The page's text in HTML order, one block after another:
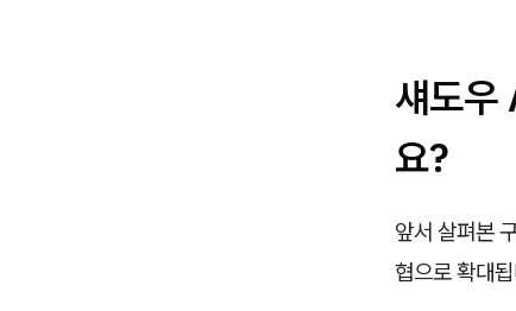
섀도우
요?
앞서 살펴본
협으로 확대